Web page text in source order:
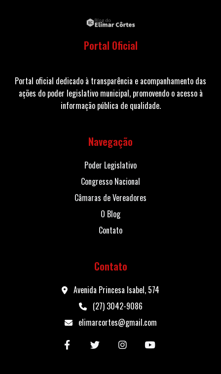
Portal Oficial
Portal oficial dedicado à transparência e acompanhamento das
ações do poder legislativo municipal, promovendo o acesso à
informação pública de qualidade.
Navegação
Poder Legislativo
Congresso Nacional
Câmaras de Vereadores
O Blog
Contato
Contato
Avenida Princesa Isabel, 574
(27) 3042-9086
elimarcortes@gmail.com